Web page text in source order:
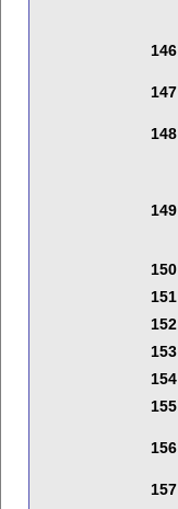
146
147
148
149
150
151
152
153
154
155
156
157